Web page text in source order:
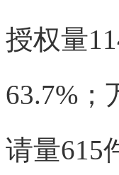
授权量
63.7%；
请量615